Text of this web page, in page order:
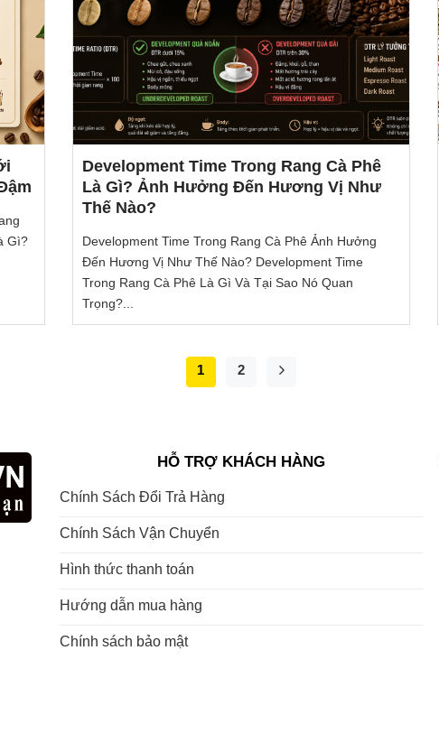
Gì?
Development Time Trong Rang Cà Phê
Là Gì? Ảnh Hưởng Đến Hương Vị Như
Thế Nào?
Development Time Trong Rang Cà Phê Ảnh Hưởng
Đến Hương Vị Như Thế Nào? Development Time
Trong Rang Cà Phê Là Gì Và Tại Sao Nó Quan
Trọng?...
1 2
HỖ TRỢ KHÁCH HÀNG
Chính Sách Đổi Trả Hàng
Chính Sách Vận Chuyển
Hình thức thanh toán
Hướng dẫn mua hàng
Chính sách bảo mật